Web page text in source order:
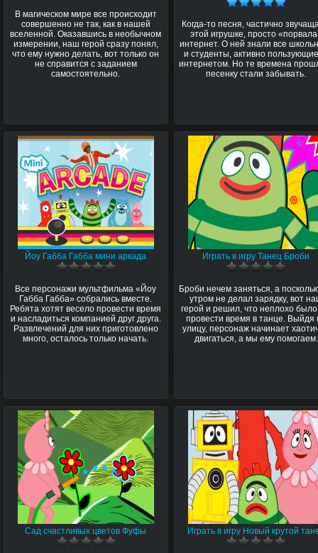
В магическом мире все происходит
совершенно не так, как в нашей
вселенной. Оказавшись в необычном
измерении, наш герой сразу понял,
что ему нужно делать, вот только он
не справится с заданием
самостоятельно.
Когда-то песня, частично
этой игрушке, просто
интернет. О ней знали все
и студенты, активно
интернетом. Но те времена
песенку стали забывать.
Йоу Габба Габба мини аркада
Все персонажи мультфильма «Йоу
Габба Габба» собрались вместе.
Ребята хотят весело провести время
и насладиться компанией друг друга.
Развлечений для них приготовлено
много, осталось только начать.
Играть в игру Танец Броби
Броби нечем заняться, а
утром не делал зарядку, вот
герой и решил, что неплохо
провести время в танце. Выйдя
улицу, персонаж начинает
двигаться, а мы ему помогаем.
Сад счастливых цветов Фуфы Играть в игру Новый крутой